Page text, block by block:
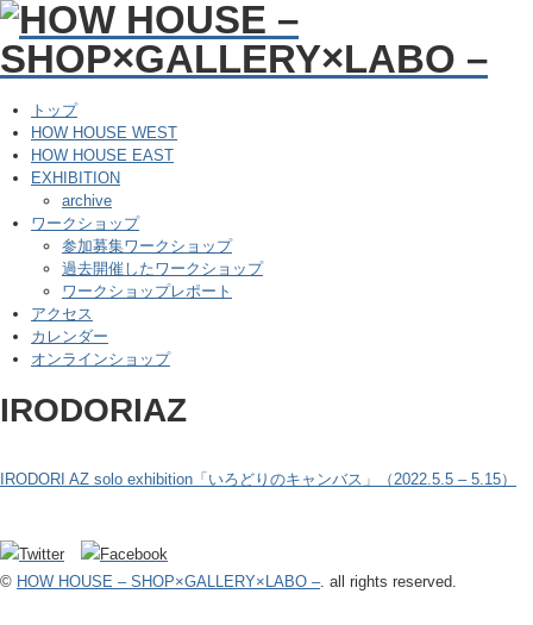
トップ
HOW HOUSE WEST
HOW HOUSE EAST
EXHIBITION
archive
ワークショップ
参加募集ワークショップ
過去開催したワークショップ
ワークショップレポート
アクセス
カレンダー
オンラインショップ
IRODORIAZ
IRODORI AZ solo exhibition「いろどりのキャンバス」（2022.5.5 – 5.15）
© HOW HOUSE – SHOP×GALLERY×LABO –. all rights reserved.